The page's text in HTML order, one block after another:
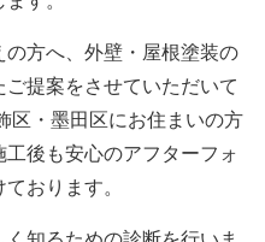
方へ、外壁・屋根塗装の
提案をさせていただいて
区・墨田区にお住まいの方
後も安心のアフターフォ
おります。